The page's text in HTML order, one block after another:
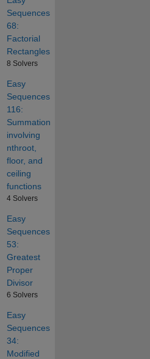
Sequences
68:
Factorial
Rectangles
8 Solvers
Easy
Sequences
116:
Summation
involving
nthroot,
floor, and
ceiling
functions
4 Solvers
Easy
Sequences
53:
Greatest
Proper
Divisor
6 Solvers
Easy
Sequences
34:
Modified